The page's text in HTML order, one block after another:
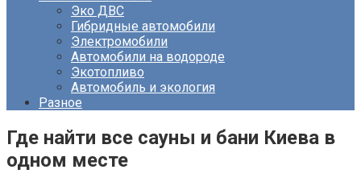
Эко ДВС
Гибридные автомобили
Электромобили
Автомобили на водороде
Экотопливо
Автомобиль и экология
Разное
Где найти все сауны и бани Киева в
одном месте